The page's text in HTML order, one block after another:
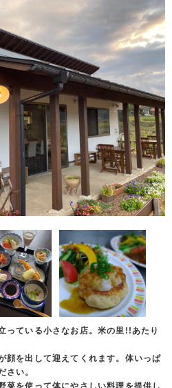
っている小さなお店。米の里!!あたり
顔を出して迎えてくれます。体いっぱ
さい。
菜を使って体にやさしい料理を提供し